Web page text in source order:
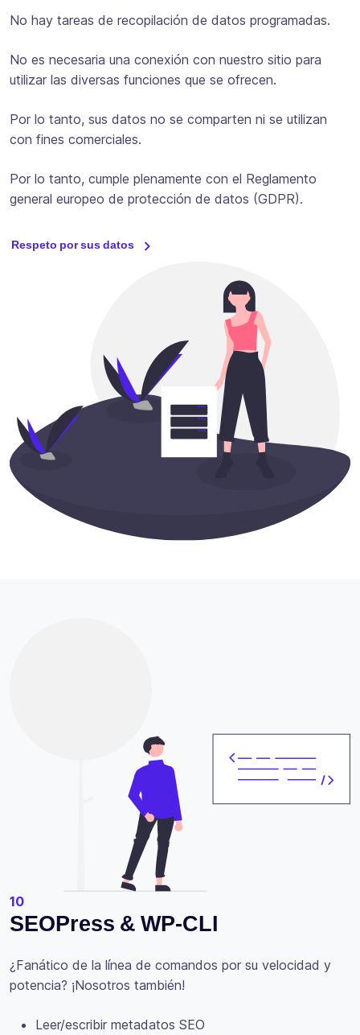
No hay tareas de recopilación de datos programadas.
No es necesaria una conexión con nuestro sitio para
utilizar las diversas funciones que se ofrecen.
Por lo tanto, sus datos no se comparten ni se utilizan
con fines comerciales.
Por lo tanto, cumple plenamente con el Reglamento
general europeo de protección de datos (GDPR).
Respeto por sus datos
10
SEOPress & WP-CLI
¿Fanático de la línea de comandos por su velocidad y
potencia? ¡Nosotros también!
Leer/escribir metadatos SEO